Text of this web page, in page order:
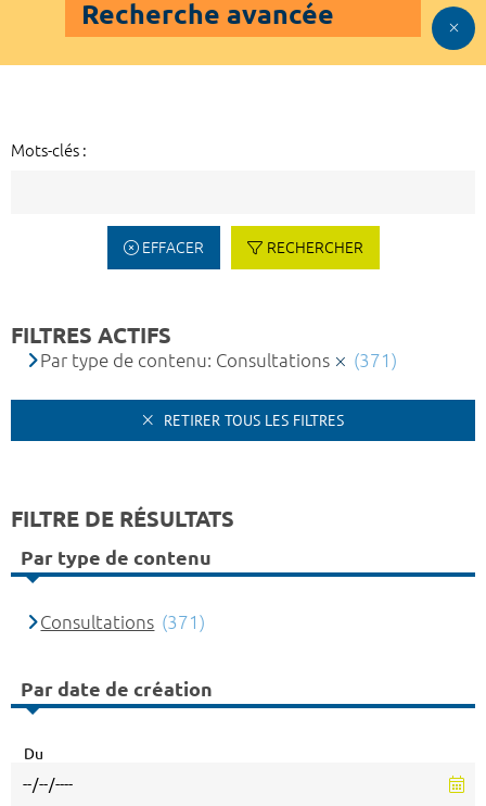
Recherche avancée
Mots-clés :
EFFACER RECHERCHER
FILTRES ACTIFS
Par type de contenu: Consultations (371)
RETIRER TOUS LES FILTRES
FILTRE DE RÉSULTATS
Par type de contenu
Consultations (371)
Par date de création
Du